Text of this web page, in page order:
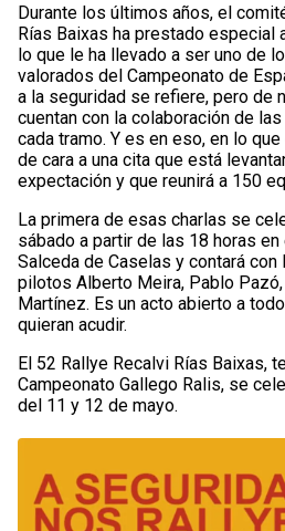
Durante los últimos años, el
Rías Baixas ha prestado especial
lo que le ha llevado a ser uno de
valorados del Campeonato de
a la seguridad se refiere, pero de
cuentan con la colaboración de
cada tramo. Y es en eso, en lo
de cara a una cita que está
expectación y que reunirá a 150
La primera de esas charlas se
sábado a partir de las 18 horas
Salceda de Caselas y contará
pilotos Alberto Meira, Pablo
Martínez. Es un acto abierto a
quieran acudir.
El 52 Rallye Recalvi Rías Baixas,
Campeonato Gallego Ralis, se
del 11 y 12 de mayo.